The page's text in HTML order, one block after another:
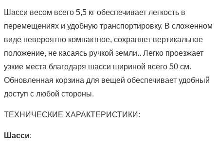
Шасси весом всего 5,5 кг обеспечивает легкость в
перемещениях и удобную транспортировку. В сложенном
виде невероятно компактное, сохраняет вертикальное
положение, не касаясь ручкой земли.. Легко проезжает
узкие места благодаря шасси шириной всего 50 см.
Обновленная корзина для вещей обеспечивает удобный
доступ с любой стороны.
ТЕХНИЧЕСКИЕ ХАРАКТЕРИСТИКИ:
Шасси: